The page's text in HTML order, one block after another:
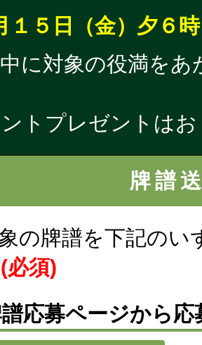
１５日（金）夕６
に対象の役満をあ
トプレゼントはお
牌譜
の牌譜を下記のい
(必須)
応募ページから応